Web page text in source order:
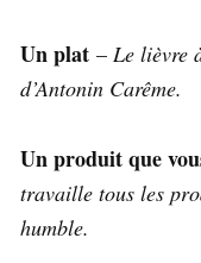
Un plat – Le lièvre
d’Antonin Carême.
Un produit que
travaille tous les
humble.